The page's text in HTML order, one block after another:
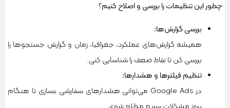
چطور این تنظیمات را بررسی و اصلاح کنیم؟
بررسی گزارش‌ها:
همیشه گزارش‌های عملکرد، جغرافیا، زمان و گزارش جستجوها را
بررسی کن تا نقاط ضعف را شناسایی کنی.
تنظیم فیلترها و هشدارها:
در Google Ads می‌توانی هشدارهای سفارشی بسازی تا هنگام